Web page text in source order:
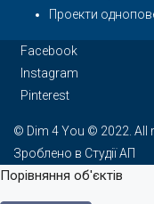
Проекти
Facebook
Instagram
Pinterest
© Dim 4 You © 2022. All
Зроблено в Студії АП
Порівняння об'єктів